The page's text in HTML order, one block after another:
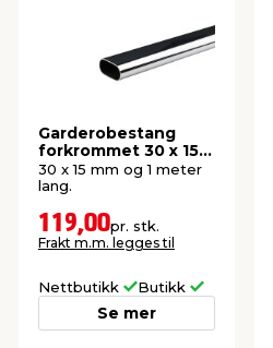
Garderobestang
forkrommet 30 x 15
mm
30 x 15 mm og 1 meter
lang.
119,00pr. stk.
Frakt m.m. legges til
Nettbutikk Butikk
Se mer